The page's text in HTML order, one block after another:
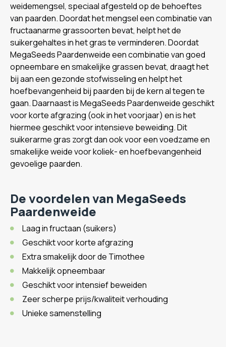
weidemengsel, speciaal afgesteld op de behoeftes
van paarden. Doordat het mengsel een combinatie van
fructaanarme grassoorten bevat, helpt het de
suikergehaltes in het gras te verminderen. Doordat
MegaSeeds Paardenweide een combinatie van goed
opneembare en smakelijke grassen bevat, draagt het
bij aan een gezonde stofwisseling en helpt het
hoefbevangenheid bij paarden bij de kern al tegen te
gaan. Daarnaast is MegaSeeds Paardenweide geschikt
voor korte afgrazing (ook in het voorjaar) en is het
hiermee geschikt voor intensieve beweiding. Dit
suikerarme gras zorgt dan ook voor een voedzame en
smakelijke weide voor koliek- en hoefbevangenheid
gevoelige paarden.
De voordelen van MegaSeeds
Paardenweide
Laag in fructaan (suikers)
Geschikt voor korte afgrazing
Extra smakelijk door de Timothee
Makkelijk opneembaar
Geschikt voor intensief beweiden
Zeer scherpe prijs/kwaliteit verhouding
Unieke samenstelling